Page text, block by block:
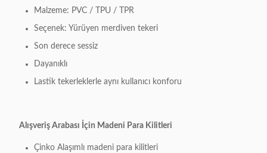
Malzeme: PVC / TPU / TPR
Seçenek: Yürüyen merdiven tekeri
Son derece sessiz
Dayanıklı
Lastik tekerleklerle aynı kullanıcı konforu
Alışveriş Arabası İçin Madeni Para Kilitleri
Çinko Alaşımlı madeni para kilitleri